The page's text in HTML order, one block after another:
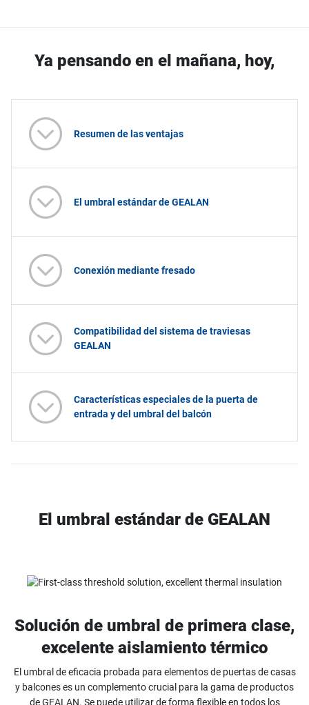
Ya pensando en el mañana, hoy,
Resumen de las ventajas
El umbral estándar de GEALAN
Conexión mediante fresado
Compatibilidad del sistema de traviesas
GEALAN
Características especiales de la puerta de
entrada y del umbral del balcón
El umbral estándar de GEALAN
Solución de umbral de primera clase,
excelente aislamiento térmico
El umbral de eficacia probada para elementos de puertas de casas
y balcones es un complemento crucial para la gama de productos
de GEALAN. Se puede utilizar de forma flexible en todos los